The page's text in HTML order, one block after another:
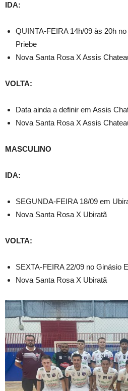
IDA:
QUINTA-FEIRA 14h/09 às 20h
Priebe
Nova Santa Rosa X Assis
VOLTA:
Data ainda a definir em Assis
Nova Santa Rosa X Assis
MASCULINO
IDA:
SEGUNDA-FEIRA 18/09 em
Nova Santa Rosa X Ubiratã
VOLTA:
SEXTA-FEIRA 22/09 no Ginásio
Nova Santa Rosa X Ubiratã